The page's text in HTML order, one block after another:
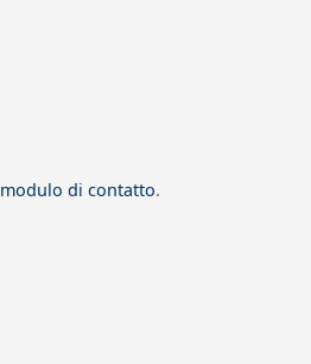
modulo di contatto.